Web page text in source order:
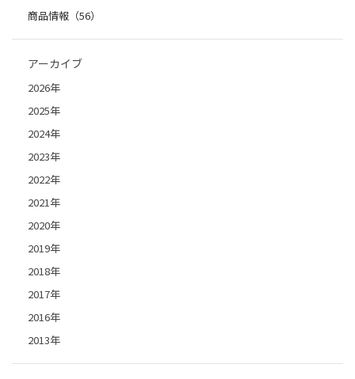
商品情報（56）
アーカイブ
2026年
2025年
2024年
2023年
2022年
2021年
2020年
2019年
2018年
2017年
2016年
2013年